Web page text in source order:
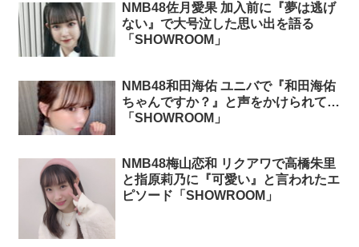
NMB48佐月愛果 加入前に『夢は逃げ
ない』で大号泣した思い出を語る
「SHOWROOM」
NMB48和田海佑 ユニバで『和田海佑
ちゃんですか？』と声をかけられて…
「SHOWROOM」
NMB48梅山恋和 リクアワで高橋朱里
と指原莉乃に『可愛い』と言われたエ
ピソード「SHOWROOM」